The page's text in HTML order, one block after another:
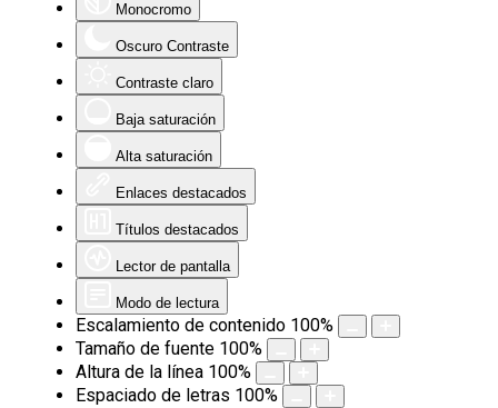
Monocromo
Oscuro Contraste
Contraste claro
Baja saturación
Alta saturación
Enlaces destacados
Títulos destacados
Lector de pantalla
Modo de lectura
Escalamiento de contenido 100%
Tamaño de fuente 100%
Altura de la línea 100%
Espaciado de letras 100%